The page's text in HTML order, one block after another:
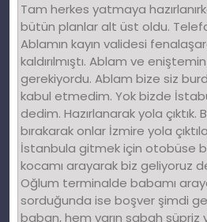
Tam herkes yatmaya
bütün planlar alt üst oldu.
Ablamın kayın validesi
kaldırılmıştı. Ablam ve
gerekiyordu. Ablam bize siz
kabul etmedim. Yok bizde
dedim. Hazırlanarak yola
bırakarak onlar İzmire yola
İstanbula gitmek için otobüse
kocamı arayarak biz geliyoruz
Oğlum terminalde babamı
sorduğunda ise boşver şimdi
baban, hem yarın sabah süpriz